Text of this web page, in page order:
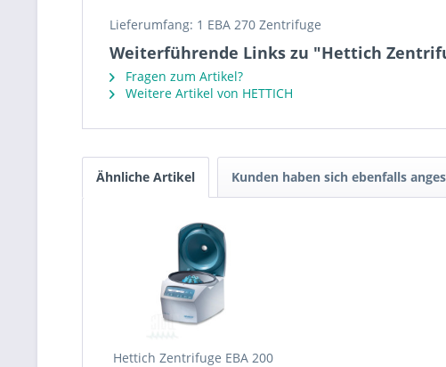
Lieferumfang: 1 EBA 270 Zentrifuge
Weiterführende Links zu "Hettich
Fragen zum Artikel?
Weitere Artikel von HETTICH
Ähnliche Artikel Kunden haben sich ebenfalls
Hettich Zentrifuge EBA 200